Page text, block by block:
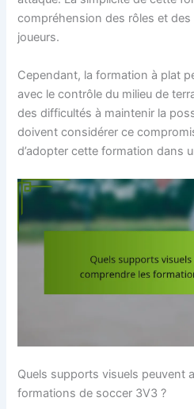
compréhension des rôles et
joueurs.
Cependant, la formation à plat
avec le contrôle du milieu de
des difficultés à maintenir la
doivent considérer ce
d’adopter cette formation dans
Quels supports visuels peuvent
formations de soccer 3V3 ?